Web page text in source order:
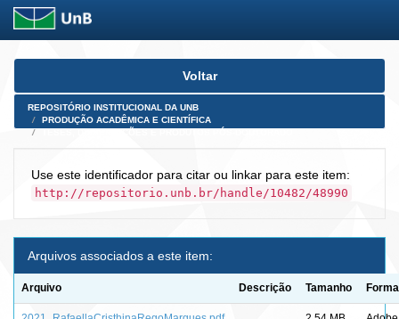
Skip
Voltar
REPOSITÓRIO INSTITUCIONAL DA UNB
PRODUÇÃO ACADÊMICA E CIENTÍFICA
Use este identificador para citar ou linkar para este item:
http://repositorio.unb.br/handle/10482/48990
Arquivos associados a este item:
Arquivo Descrição Tamanho